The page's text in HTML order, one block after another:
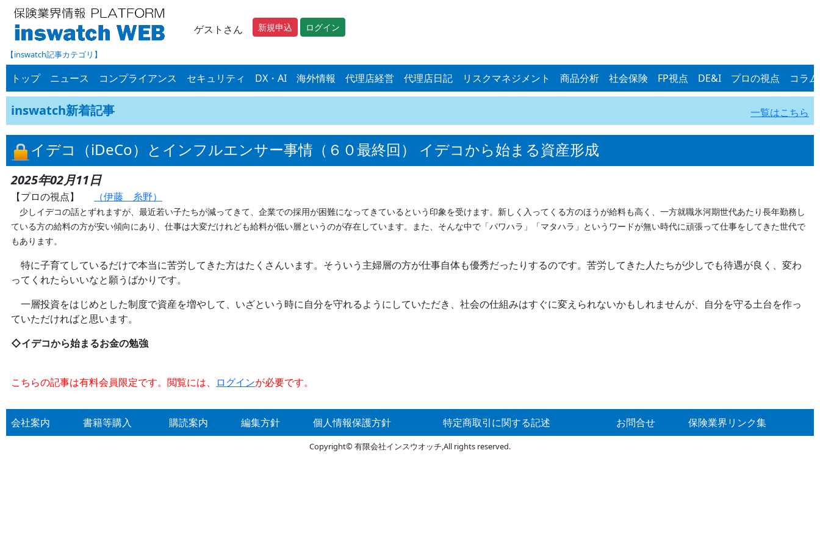
ゲストさん 新規申込 ログイン
【inswatch記事カテゴリ】
トップ ニュース コンプライアンス セキュリティ DX・AI 海外情報 代理店経営 代理店日記 リスクマネジメント 商品分析 社会保険 FP視点 DE&I プロの視点 コラム
inswatch新着記事 一覧はこちら
イデコ（iDeCo）とインフルエンサー事情（６０最終回） イデコから始まる資産形成
2025年02月11日
【プロの視点】 （伊藤 糸野）
少しイデコの話とずれますが、最近若い子たちが減ってきて、企業での採用が困難になってきているという印象を受けます。新しく入ってくる方のほうが給料も高く、一方就職氷河期世代あたり長年勤務し
ている方の給料の方が安い傾向にあり、仕事は大変だけれども給料が低い層というのが存在しています。また、そんな中で「パワハラ」「マタハラ」というワードが無い時代に頑張って仕事をしてきた世代で
もあります。
特に子育てしているだけで本当に苦労してきた方はたくさんいます。そういう主婦層の方が仕事自体も優秀だったりするのです。苦労してきた人たちが少しでも待遇が良く、変わ
ってくれたらいいなと願うばかりです。
一層投資をはじめとした制度で資産を増やして、いざという時に自分を守れるようにしていただき、社会の仕組みはすぐに変えられないかもしれませんが、自分を守る土台を作っ
ていただければと思います。
◇イデコから始まるお金の勉強
こちらの記事は有料会員限定です。閲覧には、 ログインが必要です。
会社案内 書籍等購入 購読案内 編集方針 個人情報保護方針 特定商取引に関する記述 お問合せ 保険業界リンク集
Copyright© 有限会社インスウオッチ,All rights reserved.